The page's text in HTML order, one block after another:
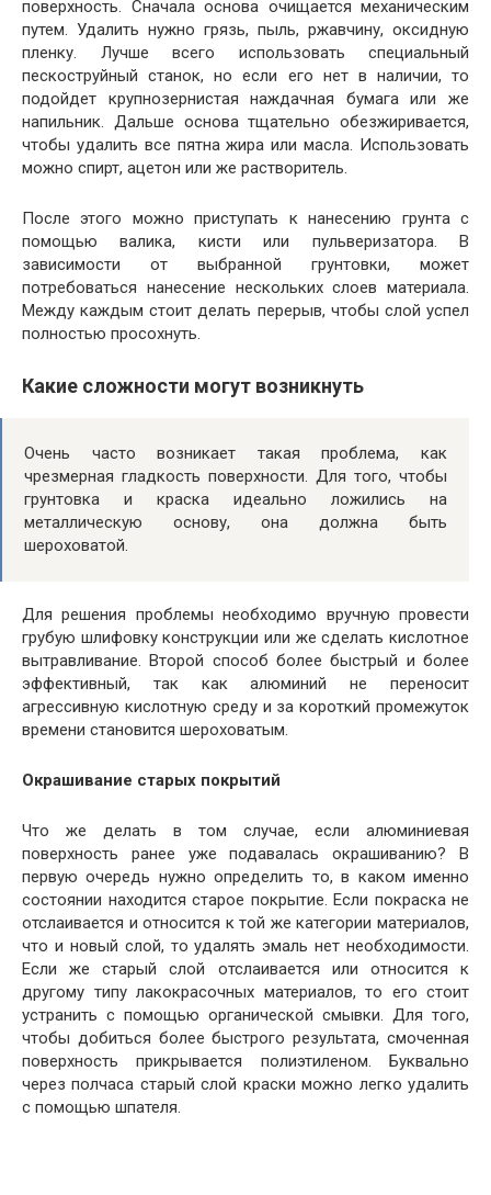
поверхность. Сначала основа очищается механическим
путем. Удалить нужно грязь, пыль, ржавчину, оксидную
пленку. Лучше всего использовать специальный
пескоструйный станок, но если его нет в наличии, то
подойдет крупнозернистая наждачная бумага или же
напильник. Дальше основа тщательно обезжиривается,
чтобы удалить все пятна жира или масла. Использовать
можно спирт, ацетон или же растворитель.
После этого можно приступать к нанесению грунта с
помощью валика, кисти или пульверизатора. В
зависимости от выбранной грунтовки, может
потребоваться нанесение нескольких слоев материала.
Между каждым стоит делать перерыв, чтобы слой успел
полностью просохнуть.
Какие сложности могут возникнуть
Очень часто возникает такая проблема, как
чрезмерная гладкость поверхности. Для того, чтобы
грунтовка и краска идеально ложились на
металлическую основу, она должна быть
шероховатой.
Для решения проблемы необходимо вручную провести
грубую шлифовку конструкции или же сделать кислотное
вытравливание. Второй способ более быстрый и более
эффективный, так как алюминий не переносит
агрессивную кислотную среду и за короткий промежуток
времени становится шероховатым.
Окрашивание старых покрытий
Что же делать в том случае, если алюминиевая
поверхность ранее уже подавалась окрашиванию? В
первую очередь нужно определить то, в каком именно
состоянии находится старое покрытие. Если покраска не
отслаивается и относится к той же категории материалов,
что и новый слой, то удалять эмаль нет необходимости.
Если же старый слой отслаивается или относится к
другому типу лакокрасочных материалов, то его стоит
устранить с помощью органической смывки. Для того,
чтобы добиться более быстрого результата, смоченная
поверхность прикрывается полиэтиленом. Буквально
через полчаса старый слой краски можно легко удалить
с помощью шпателя.